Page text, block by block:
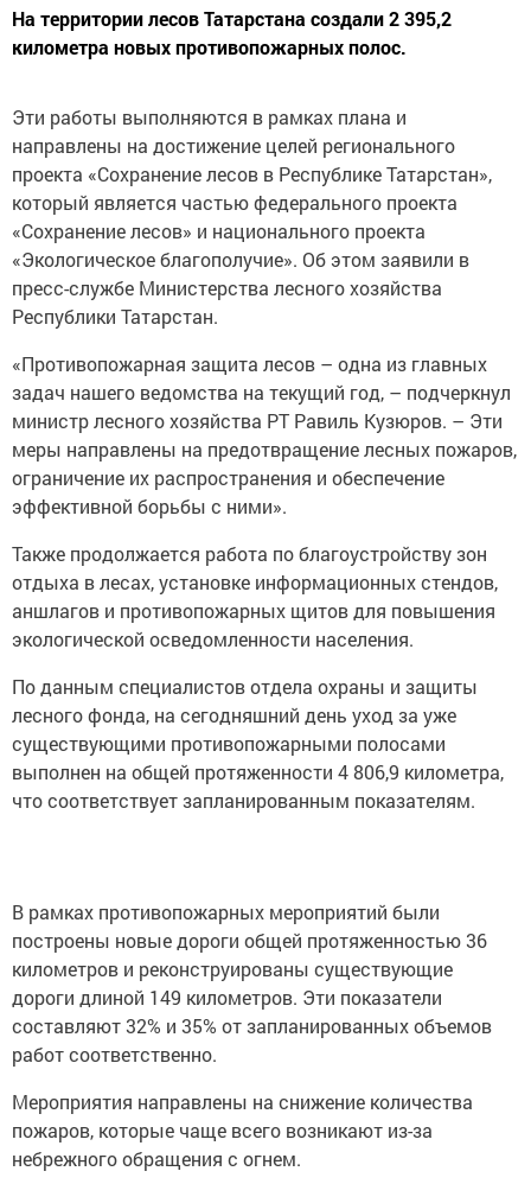
На территории лесов Татарстана создали 2 395,2
километра новых противопожарных полос.
Эти работы выполняются в рамках плана и
направлены на достижение целей регионального
проекта «Сохранение лесов в Республике Татарстан»,
который является частью федерального проекта
«Сохранение лесов» и национального проекта
«Экологическое благополучие». Об этом заявили в
пресс-службе Министерства лесного хозяйства
Республики Татарстан.
«Противопожарная защита лесов – одна из главных
задач нашего ведомства на текущий год, – подчеркнул
министр лесного хозяйства РТ Равиль Кузюров. – Эти
меры направлены на предотвращение лесных пожаров,
ограничение их распространения и обеспечение
эффективной борьбы с ними».
Также продолжается работа по благоустройству зон
отдыха в лесах, установке информационных стендов,
аншлагов и противопожарных щитов для повышения
экологической осведомленности населения.
По данным специалистов отдела охраны и защиты
лесного фонда, на сегодняшний день уход за уже
существующими противопожарными полосами
выполнен на общей протяженности 4 806,9 километра,
что соответствует запланированным показателям.
В рамках противопожарных мероприятий были
построены новые дороги общей протяженностью 36
километров и реконструированы существующие
дороги длиной 149 километров. Эти показатели
составляют 32% и 35% от запланированных объемов
работ соответственно.
Мероприятия направлены на снижение количества
пожаров, которые чаще всего возникают из-за
небрежного обращения с огнем.